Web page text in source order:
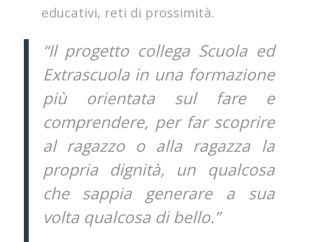
educativi, reti di prossimità.
“Il progetto collega Scuola ed
Extrascuola in una formazione
più orientata sul fare e
comprendere, per far scoprire
al ragazzo o alla ragazza la
propria dignità, un qualcosa
che sappia generare a sua
volta qualcosa di bello.”